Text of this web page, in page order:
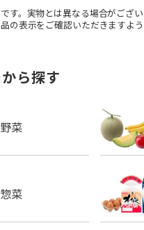
す。実物とは異なる場合がござ
の表示をご確認いただきますよう
ら探す